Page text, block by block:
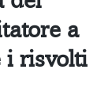
a
i risvolti